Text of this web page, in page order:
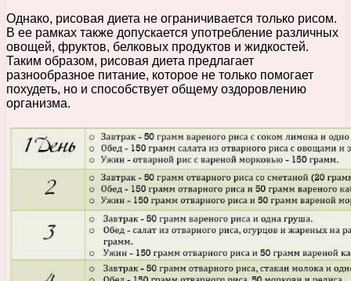
Однако, рисовая диета не ограничивается только рисом.
В ее рамках также допускается употребление различных
овощей, фруктов, белковых продуктов и жидкостей.
Таким образом, рисовая диета предлагает
разнообразное питание, которое не только помогает
похудеть, но и способствует общему оздоровлению
организма.